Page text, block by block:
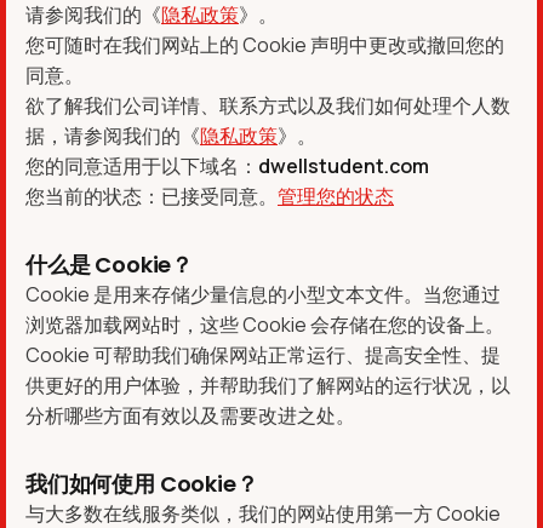
请参阅我们的《隐私政策》。
您可随时在我们网站上的 Cookie 声明中更改或撤回您的
同意。
欲了解我们公司详情、联系方式以及我们如何处理个人数
据，请参阅我们的《隐私政策》。
您的同意适用于以下域名： dwellstudent.com
您当前的状态：已接受同意。 管理您的状态
什么是 Cookie？
Cookie 是用来存储少量信息的小型文本文件。当您通过
浏览器加载网站时，这些 Cookie 会存储在您的设备上。
Cookie 可帮助我们确保网站正常运行、提高安全性、提
供更好的用户体验，并帮助我们了解网站的运行状况，以
分析哪些方面有效以及需要改进之处。
我们如何使用 Cookie？
与大多数在线服务类似，我们的网站使用第一方 Cookie